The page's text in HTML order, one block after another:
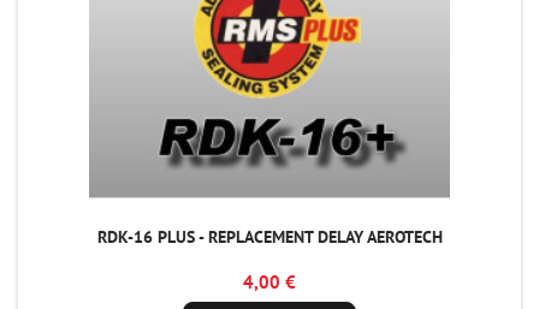
RDK-16 PLUS - REPLACEMENT DELAY AEROTECH
4,00 €